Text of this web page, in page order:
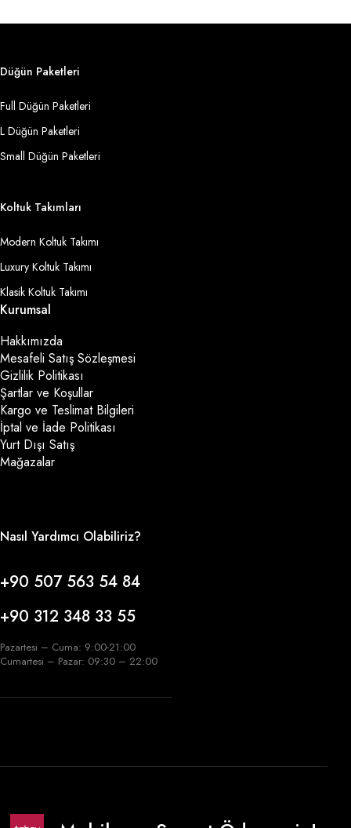
Düğün Paketleri
Full Düğün Paketleri
L Düğün Paketleri
Small Düğün Paketleri
Koltuk Takımları
Modern Koltuk Takımı
Luxury Koltuk Takımı
Klasik Koltuk Takımı
Kurumsal
Hakkımızda
Mesafeli Satış Sözleşmesi
Gizlilik Politikası
Şartlar ve Koşullar
Kargo ve Teslimat Bilgileri
İptal ve İade Politikası
Yurt Dışı Satış
Mağazalar
Nasıl Yardımcı Olabiliriz?
+90 507 563 54 84
+90 312 348 33 55
Pazartesi – Cuma: 9:00-21:00
Cumartesi – Pazar: 09:30 – 22:00